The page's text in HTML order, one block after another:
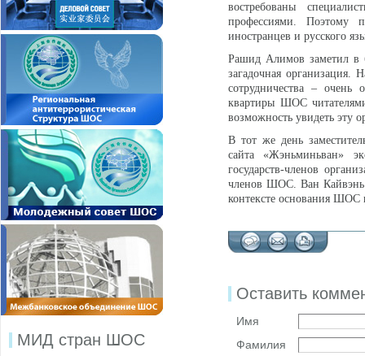
МИД стран ШОС
востребованы
профессиями. Поэтому
иностранцев и русского
Рашид Алимов заметил в
загадочная организация.
сотрудничества –
квартиры ШОС
возможность увидеть эту
В тот же день
сайта «Жэньминьван»
государств-членов
членов ШОС. Ван Кайвэнь
контексте основания ШОС
Оставить
Имя
Фамилия